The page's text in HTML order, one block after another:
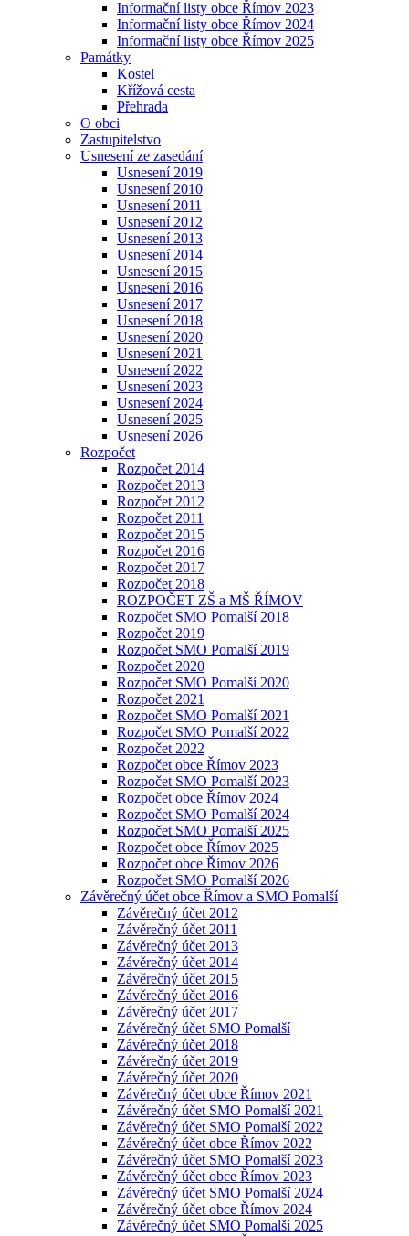
Informační listy obce Římov 2023
Informační listy obce Římov 2024
Informační listy obce Římov 2025
Památky
Kostel
Křížová cesta
Přehrada
O obci
Zastupitelstvo
Usnesení ze zasedání
Usnesení 2019
Usnesení 2010
Usnesení 2011
Usnesení 2012
Usnesení 2013
Usnesení 2014
Usnesení 2015
Usnesení 2016
Usnesení 2017
Usnesení 2018
Usnesení 2020
Usnesení 2021
Usnesení 2022
Usnesení 2023
Usnesení 2024
Usnesení 2025
Usnesení 2026
Rozpočet
Rozpočet 2014
Rozpočet 2013
Rozpočet 2012
Rozpočet 2011
Rozpočet 2015
Rozpočet 2016
Rozpočet 2017
Rozpočet 2018
ROZPOČET ZŠ a MŠ ŘÍMOV
Rozpočet SMO Pomalší 2018
Rozpočet 2019
Rozpočet SMO Pomalší 2019
Rozpočet 2020
Rozpočet SMO Pomalší 2020
Rozpočet 2021
Rozpočet SMO Pomalší 2021
Rozpočet SMO Pomalší 2022
Rozpočet 2022
Rozpočet obce Římov 2023
Rozpočet SMO Pomalší 2023
Rozpočet obce Římov 2024
Rozpočet SMO Pomalší 2024
Rozpočet SMO Pomalší 2025
Rozpočet obce Římov 2025
Rozpočet obce Římov 2026
Rozpočet SMO Pomalší 2026
Závěrečný účet obce Římov a SMO Pomalší
Závěrečný účet 2012
Závěrečný účet 2011
Závěrečný účet 2013
Závěrečný účet 2014
Závěrečný účet 2015
Závěrečný účet 2016
Závěrečný účet 2017
Závěrečný účet SMO Pomalší
Závěrečný účet 2018
Závěrečný účet 2019
Závěrečný účet 2020
Závěrečný účet obce Římov 2021
Závěrečný účet SMO Pomalší 2021
Závěrečný účet SMO Pomalší 2022
Závěrečný účet obce Římov 2022
Závěrečný účet SMO Pomalší 2023
Závěrečný účet obce Římov 2023
Závěrečný účet SMO Pomalší 2024
Závěrečný účet obce Římov 2024
Závěrečný účet SMO Pomalší 2025